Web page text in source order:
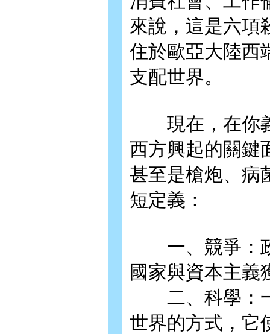
來說，這是六項
住於歐亞大陸西
支配世界。
現在，在你義
西方興起的關鍵
甚至是槍炮、病
短定義：
一、競爭：政
國家與資本主義
二、科學：一
世界的方式，它